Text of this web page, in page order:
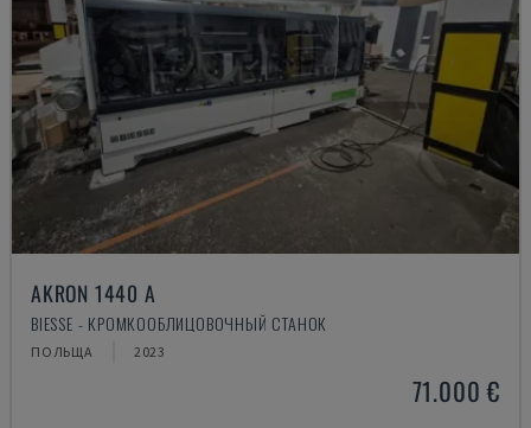
AKRON 1440 A
BIESSE - КРОМКООБЛИЦОВОЧНЫЙ СТАНОК
ПОЛЬЩА 2023
71.000 €